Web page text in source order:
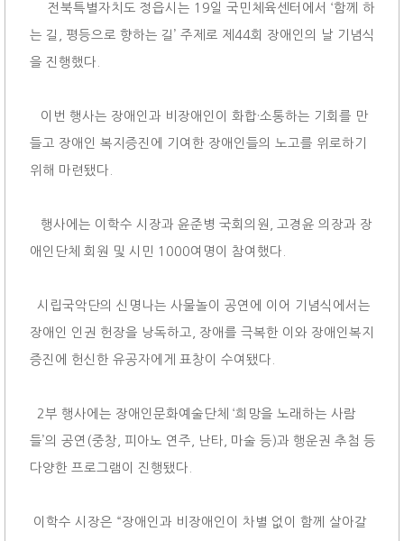
전북특별자치도 정읍시는 19일 국민체육센터에서 ‘함께 하
는 길, 평등으로 향하는 길’ 주제로 제44회 장애인의 날 기념식
을 진행했다.
이번 행사는 장애인과 비장애인이 화합·소통하는 기회를 만
들고 장애인 복지증진에 기여한 장애인들의 노고를 위로하기
위해 마련됐다.
행사에는 이학수 시장과 윤준병 국회의원, 고경윤 의장과 장
애인단체 회원 및 시민 1000여명이 참여했다.
시립국악단의 신명나는 사물놀이 공연에 이어 기념식에서는
장애인 인권 헌장을 낭독하고, 장애를 극복한 이와 장애인복지
증진에 헌신한 유공자에게 표창이 수여됐다.
2부 행사에는 장애인문화예술단체 ‘희망을 노래하는 사람
들’의 공연(중창, 피아노 연주, 난타, 마술 등)과 행운권 추첨 등
다양한 프로그램이 진행됐다.
이학수 시장은 “장애인과 비장애인이 차별 없이 함께 살아갈